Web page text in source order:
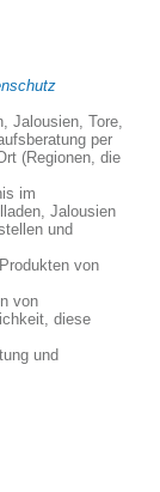
Jalousien, Tore,
per
(Regionen, die
im
Jalousien
und
von
von
diese
und